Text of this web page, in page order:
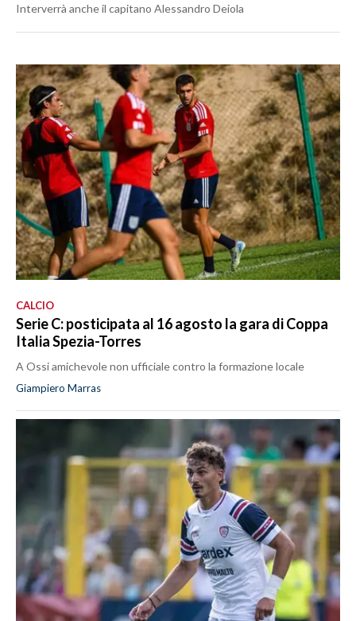
Interverrà anche il capitano Alessandro Deiola
CALCIO
Serie C: posticipata al 16 agosto la gara di Coppa
Italia Spezia-Torres
A Ossi amichevole non ufficiale contro la formazione locale
Giampiero Marras